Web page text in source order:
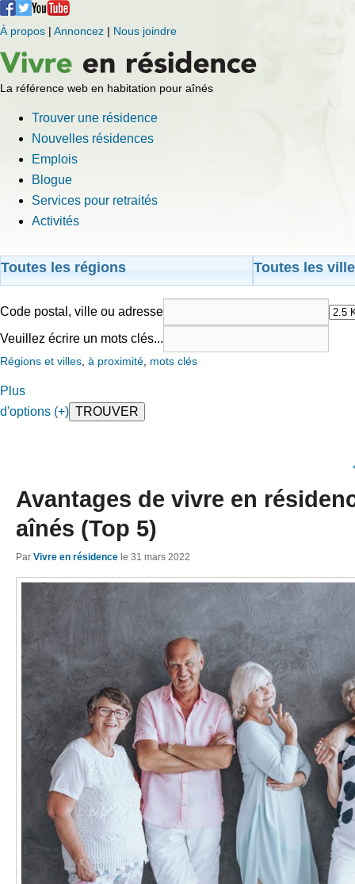
À propos | Annoncez | Nous joindre
La référence web en habitation pour aînés
Trouver une résidence
Nouvelles résidences
Emplois
Blogue
Services pour retraités
Activités
Toutes les régions Toutes les
Code postal, ville ou adresse
Veuillez écrire un mots clés...
Régions et villes à proximité mots clés
Plus
d'options (+)
Avantages de vivre en
aînés (Top 5)
Par Vivre en résidence le 31 mars 2022